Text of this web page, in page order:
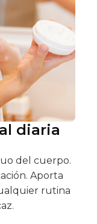
diaria
del cuerpo.
Aporta
rutina